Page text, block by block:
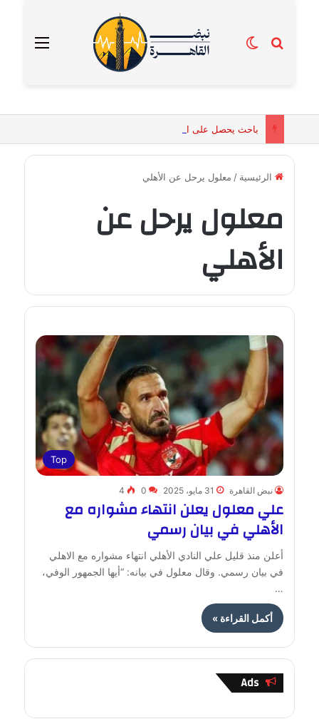
القائمة بحث عنالوضع المظلم
الرئيسية / معلول يرحل عن الأهلي
معلول يرحل عن
الأهلي
Top
نبض القاهرة 31 مايو، 2025 0
4
علي معلول يعلن انتهاء مشواره مع
الأهلي في بيان رسمي
أعلن منذ قليل علي النادي الأهلي انتهاء مشواره مع الاهلي
في بيان رسمي. وقال معلول في بيانه: “أيها الجمهور الوفي،
…
أكمل القراءة »
Ads